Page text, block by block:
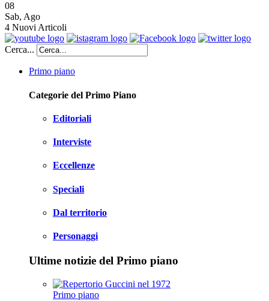
08
Sab, Ago
4 Nuovi Articoli
Cerca...
Primo piano
Categorie del Primo Piano
Editoriali
Interviste
Eccellenze
Speciali
Dal territorio
Personaggi
Ultime notizie del Primo piano
Primo piano